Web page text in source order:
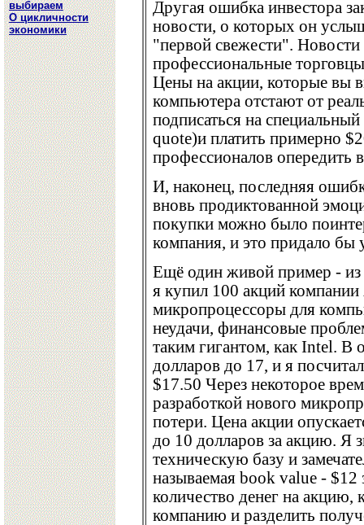
выбираем
О цикличности
экономики
Другая ошибка инвестора
новости, о которых он
"первой свежести".
профессиональные
Цены на акции, которые вы
компьютера отстают от
подписаться на
quote)и платить примерно
профессионалов опередить
И, наконец, последняя
внoвь продиктованной
покупки можно было
компания, и это придало бы
Ещё один живой пример - из
я купил 100 акций
микропроцессоры для
неудачи, финансовые
таким гигантом, как Intel. В
долларов до 17, и я
$17.50 Через некоторое
разработкой нового
потери. Цена акции
до 10 долларов за акцию. Я
техническую базу и
называемая book value -
количество денег на акцию,
компанию и разделить